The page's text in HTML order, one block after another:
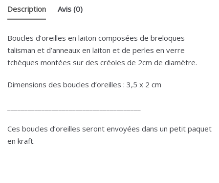
Description Avis (0)
Boucles d’oreilles en laiton composées de breloques
talisman et d’anneaux en laiton et de perles en verre
tchèques montées sur des créoles de 2cm de diamètre.
Dimensions des boucles d’oreilles : 3,5 x 2 cm
Ces boucles d’oreilles seront envoyées dans un petit paquet
en kraft.